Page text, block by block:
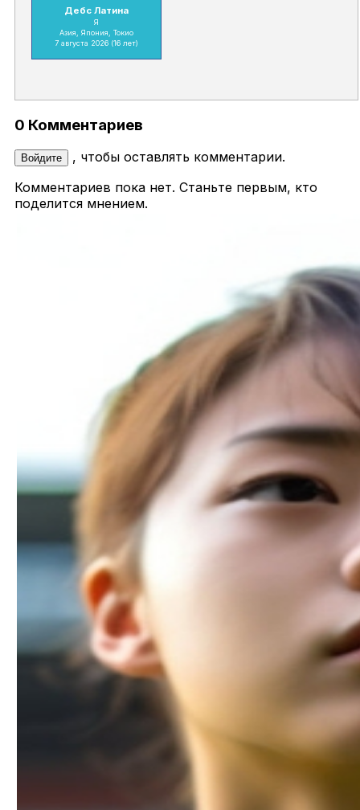
Дебс Латина
Я
Азия, Япония, Токио
7 августа 2026 (16 лет)
0 Комментариев
Войдите
, чтобы оставлять комментарии.
Комментариев пока нет. Станьте первым, кто
поделится мнением.